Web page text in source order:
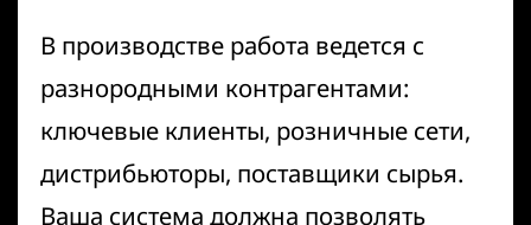
В производстве работа ведется с
разнородными контрагентами:
ключевые клиенты, розничные сети,
дистрибьюторы, поставщики сырья.
Ваша система должна позволять